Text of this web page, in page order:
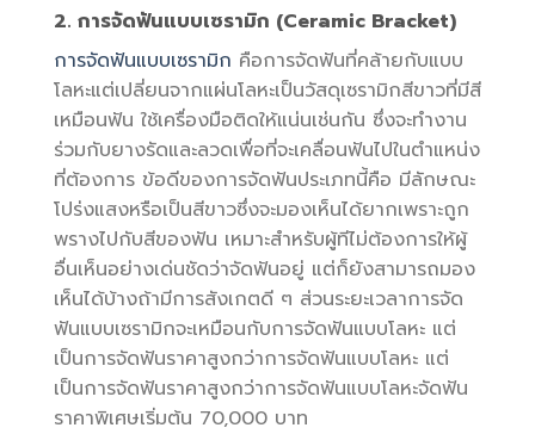
2. การจัดฟันแบบเซรามิก (Ceramic Bracket)
การจัดฟันแบบเซรามิก คือการจัดฟันที่คล้ายกับแบบ
โลหะแต่เปลี่ยนจากแผ่นโลหะเป็นวัสดุเซรามิกสีขาวที่มีสี
เหมือนฟัน ใช้เครื่องมือติดให้แน่นเช่นกัน ซึ่งจะทำงาน
ร่วมกับยางรัดและลวดเพื่อที่จะเคลื่อนฟันไปในตำแหน่ง
ที่ต้องการ ข้อดีของการจัดฟันประเภทนี้คือ มีลักษณะ
โปร่งแสงหรือเป็นสีขาวซึ่งจะมองเห็นได้ยากเพราะถูก
พรางไปกับสีของฟัน เหมาะสำหรับผู้ทีไม่ต้องการให้ผู้
อื่นเห็นอย่างเด่นชัดว่าจัดฟันอยู่ แต่ก็ยังสามารถมอง
เห็นได้บ้างถ้ามีการสังเกตดี ๆ ส่วนระยะเวลาการจัด
ฟันแบบเซรามิกจะเหมือนกับการจัดฟันแบบโลหะ แต่
เป็นการจัดฟันราคาสูงกว่าการจัดฟันแบบโลหะ แต่
เป็นการจัดฟันราคาสูงกว่าการจัดฟันแบบโลหะจัดฟัน
ราคาพิเศษเริ่มต้น 70,000 บาท